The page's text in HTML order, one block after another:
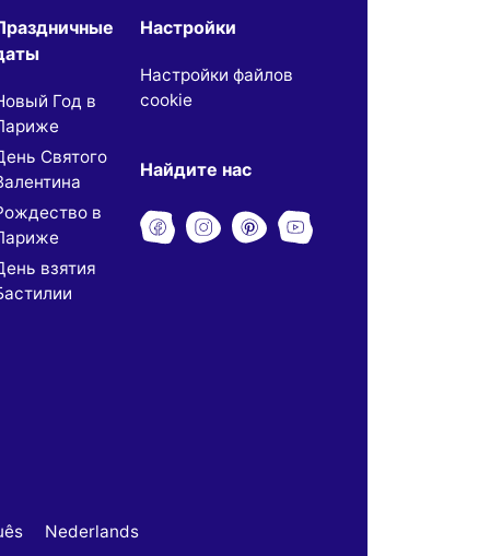
Год в
Святого
в
взятия
Настройки
Настройки файлов
cookie
Найдите нас
Nederlands